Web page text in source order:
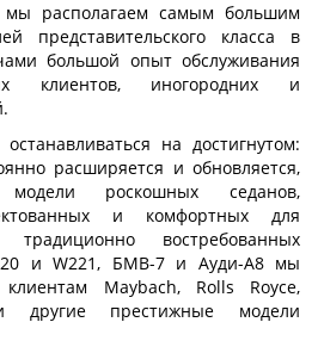
располагаем самым большим
представительского класса в
большой опыт обслуживания
клиентов, иногородних и
на достигнутом:
расширяется и обновляется,
роскошных седанов,
и комфортных для
востребованных
и W221, БМВ-7 и Ауди-А8 мы
Maybach, Rolls Royce,
другие престижные модели